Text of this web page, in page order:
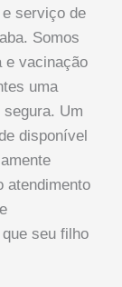
serviço de
Somos
e vacinação
uma
Um
disponível
atendimento
seu filho